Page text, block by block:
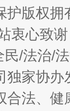
护版权
衷心致
/法治/
独家协
合法、